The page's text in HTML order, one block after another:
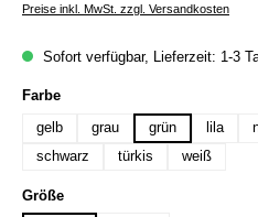
Preise inkl. MwSt. zzgl. Versandkosten
Sofort verfügbar, Lieferzeit: 1-3
Farbeauswählen
gelb
grau grün lila
schwarz
türkis weiß
Größeauswählen